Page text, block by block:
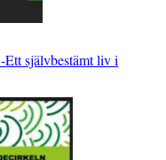
-Ett självbestämt liv i